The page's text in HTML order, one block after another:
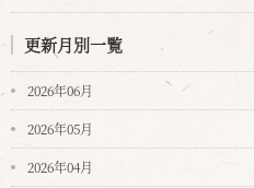
更新月別一覧
2026年06月
2026年05月
2026年04月